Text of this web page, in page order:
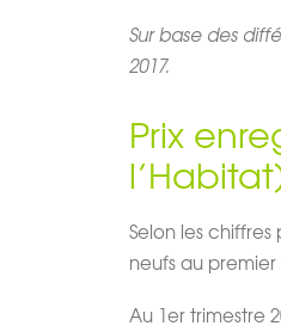
Sur base des
2017.
Prix
Selon les
neufs au
Au 1er trimestre